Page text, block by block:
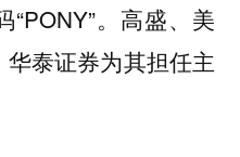
。高盛、美
泰证券为其担任主